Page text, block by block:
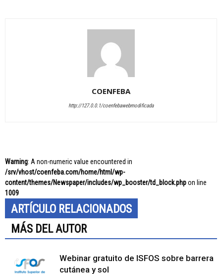
COENFEBA
http://127.0.0.1/coenfebawebmodificada
Warning: A non-numeric value encountered in
/srv/vhost/coenfeba.com/home/html/wp-
content/themes/Newspaper/includes/wp_booster/td_block.phpon line
1009
ARTÍCULO RELACIONADOS
MÁS DEL AUTOR
Webinar gratuito de ISFOS sobre barrera
cutánea y sol